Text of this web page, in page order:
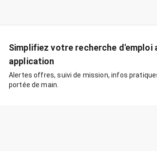
Simplifiez votre recherche d'emploi
application
Alertes offres, suivi de mission, infos
portée de main.